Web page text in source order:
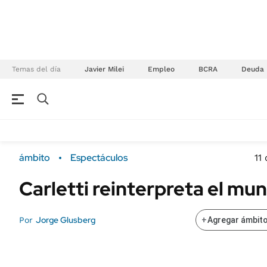
Temas del día Javier Milei Empleo BCRA Deuda
Campo Sustentabilidad
ENERGY REPORT
ámbito Espectáculos
Carletti reinterpreta el
Por Jorge Glusberg +Agregar